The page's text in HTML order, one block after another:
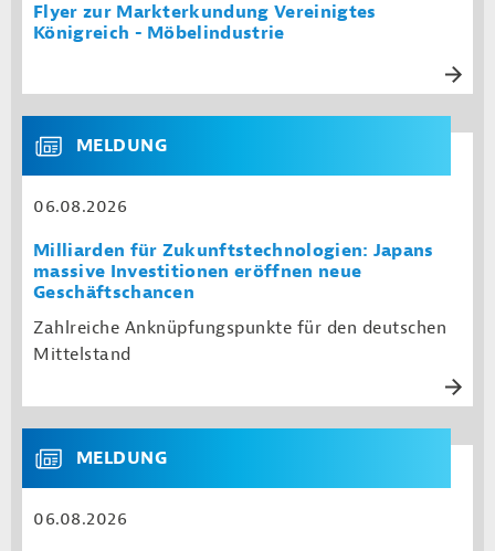
Flyer zur Markterkundung Vereinigtes
Königreich - Möbelindustrie
MELDUNG
06.08.2026
Milliarden für Zukunftstechnologien: Japans
massive Investitionen eröffnen neue
Geschäftschancen
Zahlreiche Anknüpfungspunkte für den deutschen
Mittelstand
MELDUNG
06.08.2026